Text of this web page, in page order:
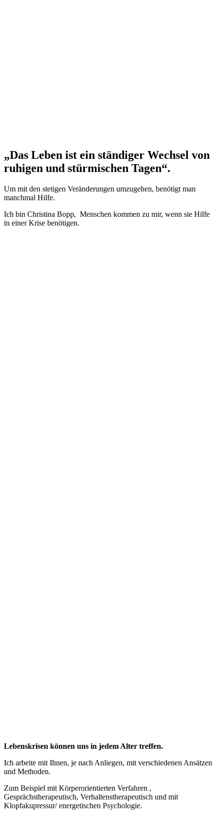
„Das Leben ist ein ständiger Wechsel von
ruhigen und stürmischen Tagen“.
Um mit den stetigen Veränderungen umzugehen, benötigt man
manchmal Hilfe.
Ich bin Christina Bopp, Menschen kommen zu mir, wenn sie Hilfe
in einer Krise benötigen.
Lebenskrisen können uns in jedem Alter treffen.
Ich arbeite mit Ihnen, je nach Anliegen, mit verschiedenen Ansätzen
und Methoden.
Zum Beispiel mit Körperorientierten Verfahren ,
Gesprächstherapeutisch, Verhaltenstherapeutisch und mit
Klopfakupressur/ energetischen Psychologie.